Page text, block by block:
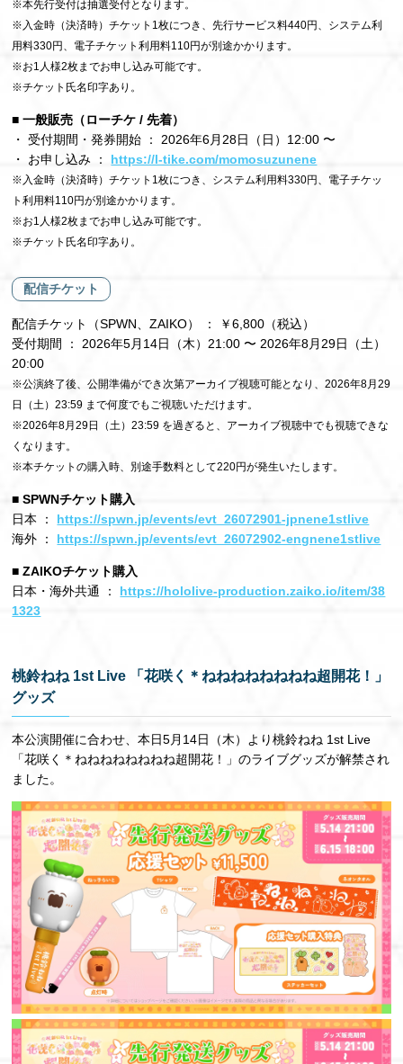
※本先行受付は抽選受付となります。
※入金時（決済時）チケット1枚につき、先行サービス料440円、システム利
用料330円、電子チケット利用料110円が別途かかります。
※お1人様2枚までお申し込み可能です。
※チケット氏名印字あり。
■ 一般販売（ローチケ / 先着）
・ 受付期間・発券開始 ： 2026年6月28日（日）12:00 〜
・ お申し込み ： https://l-tike.com/momosuzunene
※入金時（決済時）チケット1枚につき、システム利用料330円、電子チケッ
ト利用料110円が別途かかります。
※お1人様2枚までお申し込み可能です。
※チケット氏名印字あり。
配信チケット
配信チケット（SPWN、ZAIKO） ： ￥6,800（税込）
受付期間 ： 2026年5月14日（木）21:00 〜 2026年8月29日（土）
20:00
※公演終了後、公開準備ができ次第アーカイブ視聴可能となり、2026年8月29
日（土）23:59 まで何度でもご視聴いただけます。
※2026年8月29日（土）23:59 を過ぎると、アーカイブ視聴中でも視聴できな
くなります。
※本チケットの購入時、別途手数料として220円が発生いたします。
■ SPWNチケット購入
日本 ： https://spwn.jp/events/evt_26072901-jpnene1stlive
海外 ： https://spwn.jp/events/evt_26072902-engnene1stlive
■ ZAIKOチケット購入
日本・海外共通 ： https://hololive-production.zaiko.io/item/38
1323
桃鈴ねね 1st Live 「花咲く＊ねねねねねねねね超開花！」
グッズ
本公演開催に合わせ、本日5月14日（木）より桃鈴ねね 1st Live
「花咲く＊ねねねねねねねね超開花！」のライブグッズが解禁され
ました。